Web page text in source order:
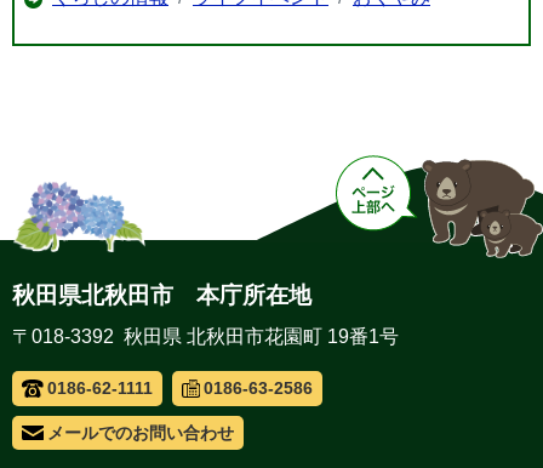
秋田県北秋田市 本庁所在地
〒018-3392 秋田県 北秋田市花園町 19番1号
0186-62-1111 0186-63-2586
メールでのお問い合わせ